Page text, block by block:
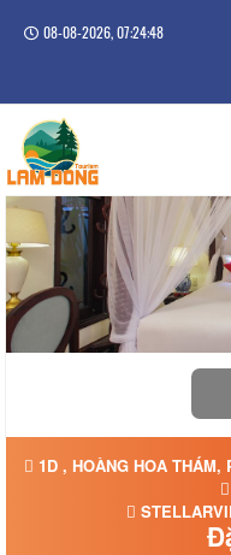
08-08-2026, 07:24:48
1D , HOÀNG HOA